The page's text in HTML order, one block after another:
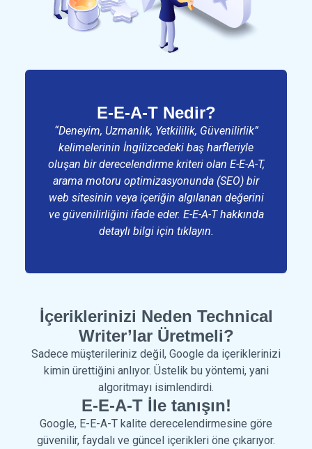
E-E-A-T Nedir?
“Deneyim, Uzmanlık, Yetkililik, Güvenilirlik”
kelimelerinin İngilizcedeki baş harfleriyle
oluşan bir derecelendirme kriteri olan E-E-A-T,
arama motoru optimizasyonunda (SEO) bir
web sitesinin veya içeriğin algılanan değerini
ve güvenilirliğini ifade eder. E-E-A-T hakkında
detaylı bilgi için tıklayın.
İçeriklerinizi Neden Technical
Writer’lar Üretmeli?
Sadece müşterileriniz değil, Google da içeriklerinizi
kimin ürettiğini anlıyor. Üstelik bu yöntemi, yani
algoritmayı isimlendirdi.
E-E-A-T İle tanışın!
Google, E-E-A-T kalite derecelendirmesine göre
güvenilir, faydalı ve güncel içerikleri öne çıkarıyor.